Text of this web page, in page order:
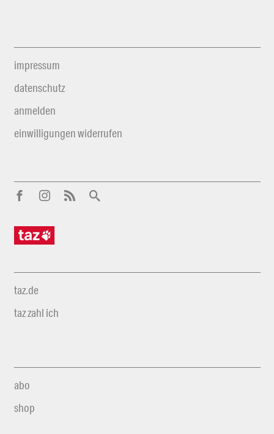
impressum
datenschutz
anmelden
einwilligungen widerrufen
taz.de
taz zahl ich
abo
shop